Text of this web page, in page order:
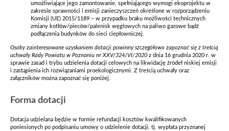
umożliwiające jego zamontowanie, spełniającego wymogi ekoprojektu w
zakresie sprawności i emisji zanieczyszczeń określone w rozporządzeniu
Komisji (UE) 2015/1189 – w przypadku braku możliwości technicznych
zmiany kotłów/pieców/palenisk węglowych na paliwo gazowe bądź
podłączenia budynków do sieci ciepłowniczej.
Osoby zainteresowane uzyskaniem dotacji powinny szczegółowo zapoznać się z treścią
uchwały Rady Powiatu w Poznaniu nr XXV/324/VI/2020 z dnia 16 grudnia 2020 r. w
sprawie zasad i trybu udzielenia dotacji celowych na likwidację źródeł niskiej emisji
i zastąpienia ich rozwiązaniami proekologicznymi. Z treścią uchwały oraz
załączników można zapoznać się poniżej.
Forma dotacji
Dotacja udzielana będzie w formie refundacji kosztów kwalifikowanych
poniesionych po podpisaniu umowy o udzielenie dotacji, tj. wypłata przyznanej